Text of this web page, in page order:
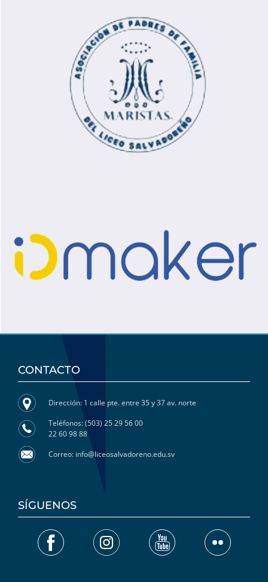
CONTACTO
Dirección: 1 calle pte. entre 35 y 37 av. norte
Teléfonos: (503) 25 29 56 00
22 60 98 88
Correo: info@liceosalvadoreno.edu.sv
SÍGUENOS